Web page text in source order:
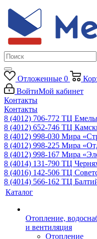
Отложенные 0
ВойтиМой кабинет
Контакты
Контакты
8 (4012) 706-772 ТЦ
8 (4012) 652-746 ТЦ
8 (4012) 998-030 Мира
8 (4012) 998-225 Мира
8 (4012) 998-167 Мира
8 (4014) 131-790 ТЦ
8 (4016) 142-506 ТЦ
8 (4014) 566-162 ТЦ
Каталог
Отопление,
и вентиляция
Отопление